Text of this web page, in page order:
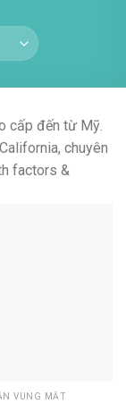
cấp đến từ Mỹ.
chuyên
factors &
VÙNG MẮT